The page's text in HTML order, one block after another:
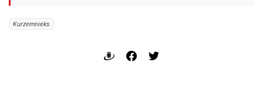
Kurzemnieks